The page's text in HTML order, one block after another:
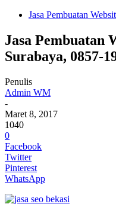
Jasa Pembuatan
Jasa Pembuatan
Surabaya, 0857-
Penulis
Admin WM
-
Maret 8, 2017
1040
0
Facebook
Twitter
Pinterest
WhatsApp